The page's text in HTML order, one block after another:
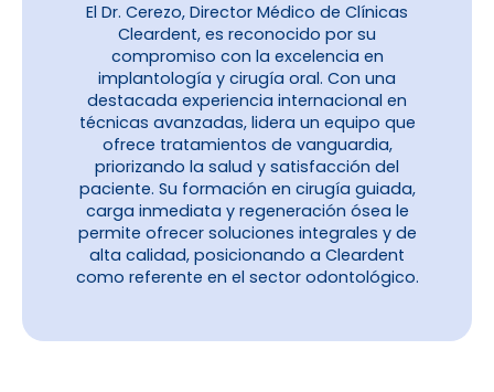
El Dr. Cerezo, Director Médico de Clínicas
Cleardent, es reconocido por su
compromiso con la excelencia en
implantología y cirugía oral. Con una
destacada experiencia internacional en
técnicas avanzadas, lidera un equipo que
ofrece tratamientos de vanguardia,
priorizando la salud y satisfacción del
paciente. Su formación en cirugía guiada,
carga inmediata y regeneración ósea le
permite ofrecer soluciones integrales y de
alta calidad, posicionando a Cleardent
como referente en el sector odontológico.